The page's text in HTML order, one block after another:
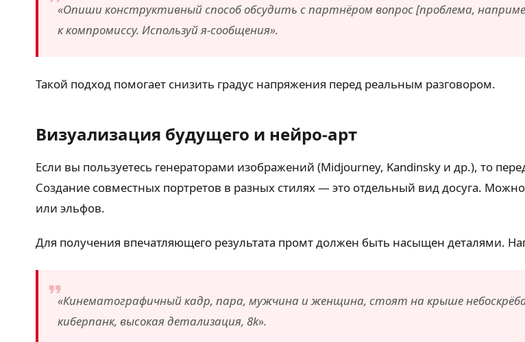
«Опиши конструктивный способ обсудить с партнёром вопрос [проблема,
к компромиссу. Используй я-сообщения».
Такой подход помогает снизить градус напряжения перед реальным разговором.
Визуализация будущего и нейро-арт
Если вы пользуетесь генераторами изображений (Midjourney, Kandinsky и др.), то
Создание совместных портретов в разных стилях — это отдельный вид досуга.
или эльфов.
Для получения впечатляющего результата промт должен быть насыщен деталями.
«Кинематографичный кадр, пара, мужчина и женщина, стоят на крыше
киберпанк, высокая детализация, 8k».